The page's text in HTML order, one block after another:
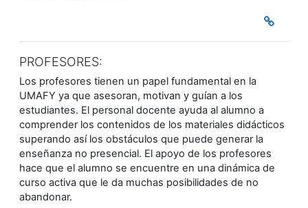
PROFESORES:
Los profesores tienen un papel fundamental en la
UMAFY ya que asesoran, motivan y guían a los
estudiantes. El personal docente ayuda al alumno a
comprender los contenidos de los materiales didácticos
superando así los obstáculos que puede generar la
enseñanza no presencial. El apoyo de los profesores
hace que el alumno se encuentre en una dinámica de
curso activa que le da muchas posibilidades de no
abandonar.